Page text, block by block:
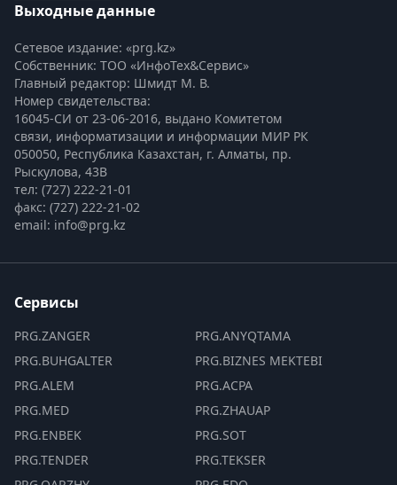
Выходные данные
Сетевое издание: «prg.kz»
Собственник: ТОО «ИнфоТех&Сервис»
Главный редактор: Шмидт М. В.
Номер свидетельства:
16045-СИ от 23-06-2016, выдано Комитетом
связи, информатизации и информации МИР РК
050050, Республика Казахстан, г. Алматы, пр.
Рыскулова, 43В
тел: (727) 222-21-01
факс: (727) 222-21-02
email: info@prg.kz
Сервисы
PRG.ZANGER
PRG.BUHGALTER
PRG.ALEM
PRG.MED
PRG.ENBEK
PRG.TENDER
PRG.ANYQTAMA
PRG.BIZNES MEKTEBI
PRG.ACPA
PRG.ZHAUAP
PRG.SOT
PRG.TEKSER